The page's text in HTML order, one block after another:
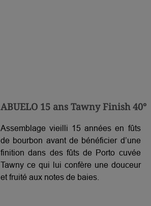
ABUELO 15 ans Tawny Finish 40°
Assemblage vieilli 15 années en fûts
de bourbon avant de bénéficier d’une
finition dans des fûts de Porto cuvée
Tawny ce qui lui confère une douceur
et fruité aux notes de baies.